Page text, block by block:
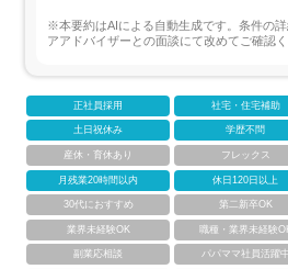
※本要約はAIによる自動生成です。条件の
アアドバイザーとの面談にて改めてご確認く
正社員採用 社宅・住宅補助
土日祝休み 学歴不問
産休・育休あり フレックス
月残業20時間以内 休日120日以上
30代におすすめ 第二新卒OK
業界未経験OK 職種・業界未経験
副業応相談 パパママ社員活躍中